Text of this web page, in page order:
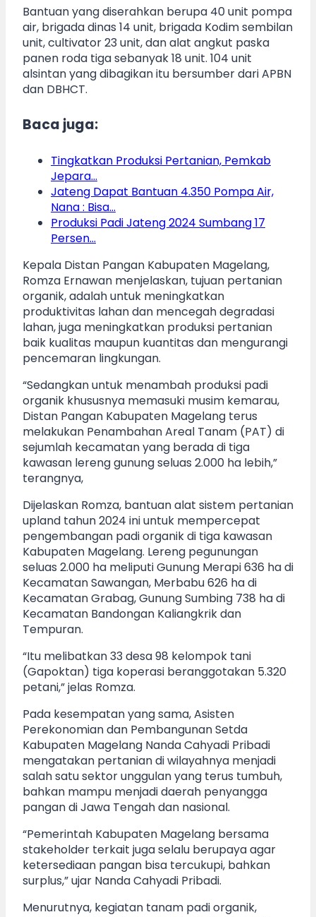
Bantuan yang diserahkan berupa 40 unit pompa
air, brigada dinas 14 unit, brigada Kodim sembilan
unit, cultivator 23 unit, dan alat angkut paska
panen roda tiga sebanyak 18 unit. 104 unit
alsintan yang dibagikan itu bersumber dari APBN
dan DBHCT.
Baca juga:
Tingkatkan Produksi Pertanian, Pemkab
Jepara…
Jateng Dapat Bantuan 4.350 Pompa Air,
Nana : Bisa…
Produksi Padi Jateng 2024 Sumbang 17
Persen…
Kepala Distan Pangan Kabupaten Magelang,
Romza Ernawan menjelaskan, tujuan pertanian
organik, adalah untuk meningkatkan
produktivitas lahan dan mencegah degradasi
lahan, juga meningkatkan produksi pertanian
baik kualitas maupun kuantitas dan mengurangi
pencemaran lingkungan.
“Sedangkan untuk menambah produksi padi
organik khususnya memasuki musim kemarau,
Distan Pangan Kabupaten Magelang terus
melakukan Penambahan Areal Tanam (PAT) di
sejumlah kecamatan yang berada di tiga
kawasan lereng gunung seluas 2.000 ha lebih,”
terangnya,
Dijelaskan Romza, bantuan alat sistem pertanian
upland tahun 2024 ini untuk mempercepat
pengembangan padi organik di tiga kawasan
Kabupaten Magelang. Lereng pegunungan
seluas 2.000 ha meliputi Gunung Merapi 636 ha di
Kecamatan Sawangan, Merbabu 626 ha di
Kecamatan Grabag, Gunung Sumbing 738 ha di
Kecamatan Bandongan Kaliangkrik dan
Tempuran.
“Itu melibatkan 33 desa 98 kelompok tani
(Gapoktan) tiga koperasi beranggotakan 5.320
petani,” jelas Romza.
Pada kesempatan yang sama, Asisten
Perekonomian dan Pembangunan Setda
Kabupaten Magelang Nanda Cahyadi Pribadi
mengatakan pertanian di wilayahnya menjadi
salah satu sektor unggulan yang terus tumbuh,
bahkan mampu menjadi daerah penyangga
pangan di Jawa Tengah dan nasional.
“Pemerintah Kabupaten Magelang bersama
stakeholder terkait juga selalu berupaya agar
ketersediaan pangan bisa tercukupi, bahkan
surplus,” ujar Nanda Cahyadi Pribadi.
Menurutnya, kegiatan tanam padi organik,